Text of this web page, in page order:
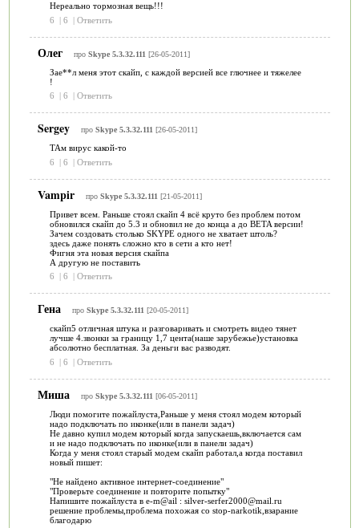
Нереально тормозная вещь!!!
6
| 6 | Ответить
Олег про Skype 5.3.32.111 [26-05-2011]
Зае**л меня этот скайп, с каждой версией все глючнее и тяжелее
!
6
| 6 | Ответить
Sergey про Skype 5.3.32.111 [26-05-2011]
ТАм вирус какой-то
6
| 6 | Ответить
Vampir про Skype 5.3.32.111 [21-05-2011]
Привет всем. Раньше стоял скайп 4 всё круто без проблем потом
обновился скайп до 5.3 и обновил не до конца а до BETA версии!
Зачем создовать столько SKYPE одного не хватает штоль?
здесь даже понять сложно кто в сети а кто нет!
Фигня эта новая версия скайпа
А другую не поставить
6
| 6 | Ответить
Гена про Skype 5.3.32.111 [20-05-2011]
скайп5 отличная штука и разговаривать и смотреть видео тянет
лучше 4.звонки за границу 1,7 цента(наше зарубежье)установка
абсолютно бесплатная. За деньги вас разводят.
6
| 6 | Ответить
Миша про Skype 5.3.32.111 [06-05-2011]
Люди помогите пожайлуста,Раньше у меня стоял модем который
надо подключать по иконке(или в панели задач)
Не давно купил модем который когда запускаешь,включается сам
и не надо подключать по иконке(или в панели задач)
Когда у меня стоял старый модем скайп работал,а когда поставил
новый пишет:
"Не найдено активное интернет-соединение"
"Проверьте соединение и повторите попытку"
Напишите пожайлуста в e-m@ail : silver-serfer2000@mail.ru
решение проблемы,проблема похожая со stop-narkotik,взарание
благодарю